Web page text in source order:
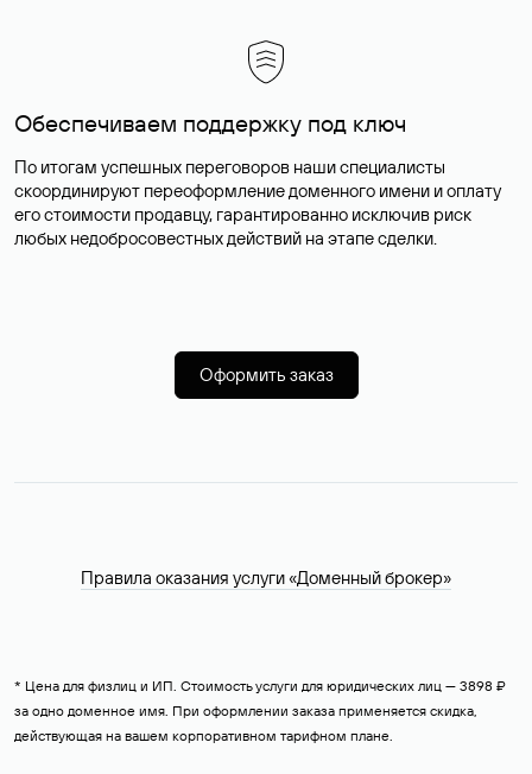
Обеспечиваем поддержку под ключ
По итогам успешных переговоров наши специалисты
скоординируют переоформление доменного имени и оплату
его стоимости продавцу, гарантированно исключив риск
любых недобросовестных действий на этапе сделки.
Оформить заказ
Правила оказания услуги «Доменный брокер»
* Цена для физлиц и ИП. Стоимость услуги для юридических лиц — 3898 ₽
за одно доменное имя. При оформлении заказа применяется скидка,
действующая на вашем корпоративном тарифном плане.